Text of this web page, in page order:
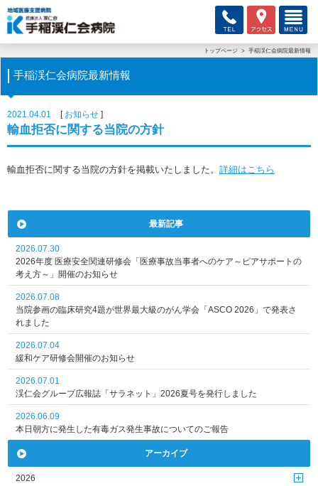
トップページ 手稲渓仁会病院最新情報
手稲渓仁会病院最新情報
2021.04.01 お知らせ
輸血拒否に関する当院の方針
輸血拒否に関する当院の方針を掲載いたしました。 詳細はこちら
最新記事
2026.07.30
2026年度 医療安全関連研修会「医療事故当事者へのケア～ピアサポートの
考え方～」開催のお知らせ
2026.07.08
当院参画の臨床研究4題が世界最大級のがん学会「ASCO 2026」で発表さ
れました
2026.07.04
緩和ケア研修会開催のお知らせ
2026.07.01
渓仁会グループ広報誌「サラネット」2026夏号を発行しました
2026.06.09
本日朝方に発生した有毒ガス発生事故についてのご報告
アーカイブ
2026